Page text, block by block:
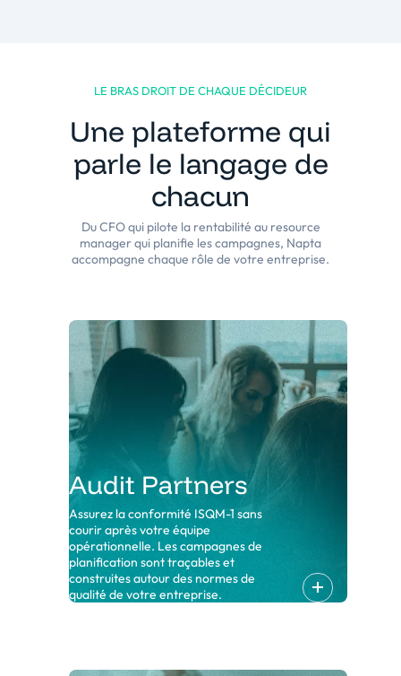
LE BRAS DROIT DE CHAQUE DÉCIDEUR
Une plateforme qui
parle le langage de
chacun
Du CFO qui pilote la rentabilité au resource
manager qui planifie les campagnes, Napta
accompagne chaque rôle de votre entreprise.
Audit Partners
Assurez la conformité ISQM-1 sans
courir après votre équipe
opérationnelle. Les campagnes de
planification sont traçables et
construites autour des normes de
qualité de votre entreprise.